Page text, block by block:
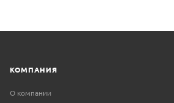
КОМПАНИЯ
О компании